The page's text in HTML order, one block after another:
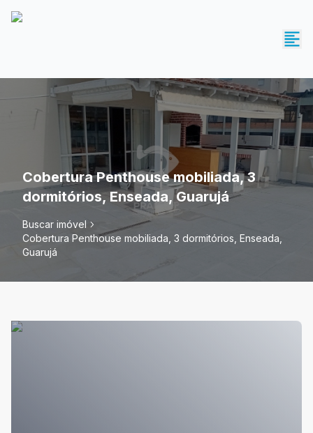
Cobertura Penthouse mobiliada, 3
dormitórios, Enseada, Guarujá
Buscar imóvel
Cobertura Penthouse mobiliada, 3 dormitórios, Enseada,
Guarujá